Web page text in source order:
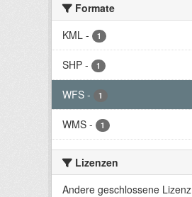
Formate
KML - 1
SHP - 1
WFS - 1
WMS - 1
Lizenzen
Andere geschlossene Lizenz